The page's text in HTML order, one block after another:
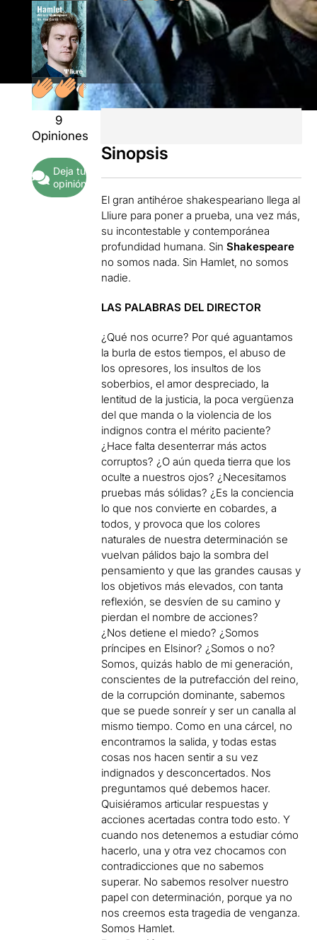
9
Opiniones
Deja tu
opinión
Sinopsis
El gran antihéroe shakespeariano llega al
Lliure para poner a prueba, una vez más,
su incontestable y contemporánea
profundidad humana. SinShakespeare
no somos nada. Sin Hamlet, no somos
nadie.
LAS PALABRAS DEL DIRECTOR
¿Qué nos ocurre? Por qué aguantamos
la burla de estos tiempos, el abuso de
los opresores, los insultos de los
soberbios, el amor despreciado, la
lentitud de la justicia, la poca vergüenza
del que manda o la violencia de los
indignos contra el mérito paciente?
¿Hace falta desenterrar más actos
corruptos? ¿O aún queda tierra que los
oculte a nuestros ojos? ¿Necesitamos
pruebas más sólidas? ¿Es la conciencia
lo que nos convierte en cobardes, a
todos, y provoca que los colores
naturales de nuestra determinación se
vuelvan pálidos bajo la sombra del
pensamiento y que las grandes causas y
los objetivos más elevados, con tanta
reflexión, se desvíen de su camino y
pierdan el nombre de acciones?
¿Nos detiene el miedo? ¿Somos
príncipes en Elsinor? ¿Somos o no?
Somos, quizás hablo de mi generación,
conscientes de la putrefacción del reino,
de la corrupción dominante, sabemos
que se puede sonreír y ser un canalla al
mismo tiempo. Como en una cárcel, no
encontramos la salida, y todas estas
cosas nos hacen sentir a su vez
indignados y desconcertados. Nos
preguntamos qué debemos hacer.
Quisiéramos articular respuestas y
acciones acertadas contra todo esto. Y
cuando nos detenemos a estudiar cómo
hacerlo, una y otra vez chocamos con
contradicciones que no sabemos
superar. No sabemos resolver nuestro
papel con determinación, porque ya no
nos creemos esta tragedia de venganza.
Somos Hamlet.